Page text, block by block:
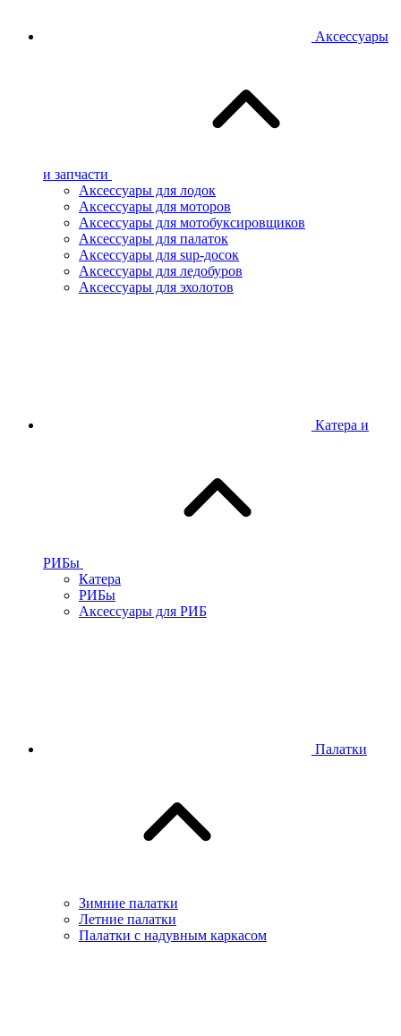
Аксессуары
и запчасти
Аксессуары для лодок
Аксессуары для моторов
Аксессуары для мотобуксировщиков
Аксессуары для палаток
Аксессуары для sup-досок
Аксессуары для ледобуров
Аксессуары для эхолотов
Катера и
РИБы
Катера
РИБы
Аксессуары для РИБ
Палатки
Зимние палатки
Летние палатки
Палатки с надувным каркасом